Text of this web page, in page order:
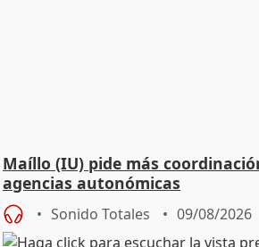
Maíllo (IU) pide más
agencias autonómicas
Sonido Totales 09/08/2026